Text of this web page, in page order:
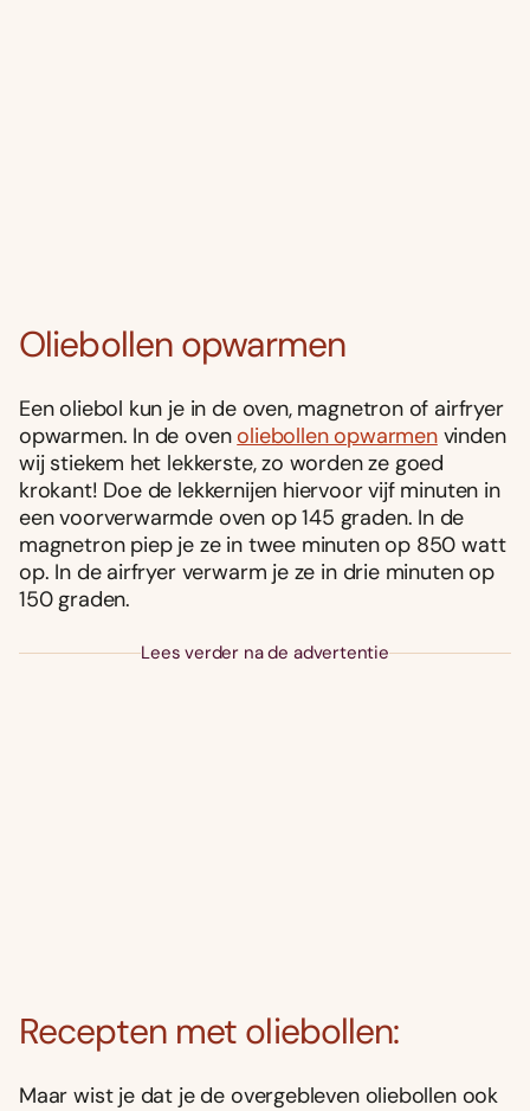
Oliebollen opwarmen
Een oliebol kun je in de oven, magnetron of airfryer
opwarmen. In de oven oliebollen opwarmenvinden
wij stiekem het lekkerste, zo worden ze goed
krokant! Doe de lekkernijen hiervoor vijf minuten in
een voorverwarmde oven op 145 graden. In de
magnetron piep je ze in twee minuten op 850 watt
op. In de airfryer verwarm je ze in drie minuten op
150 graden.
Lees verder na de advertentie
Recepten met oliebollen:
Maar wist je dat je de overgebleven oliebollen ook